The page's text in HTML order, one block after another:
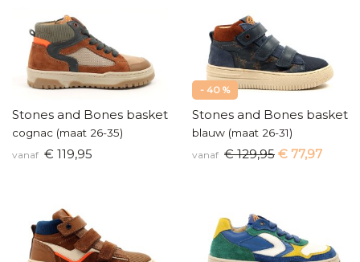
Stones and Bones basketters
cognac (maat 26-35)
vanaf € 119,95
- 40 %
Stones and Bones
blauw (maat 26-31)
vanaf € 129,95 € 77,97